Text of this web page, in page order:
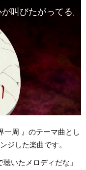
が叫びたがってるん
一周 』のテーマ曲とし
ジした楽曲です。
いたメロディだな」